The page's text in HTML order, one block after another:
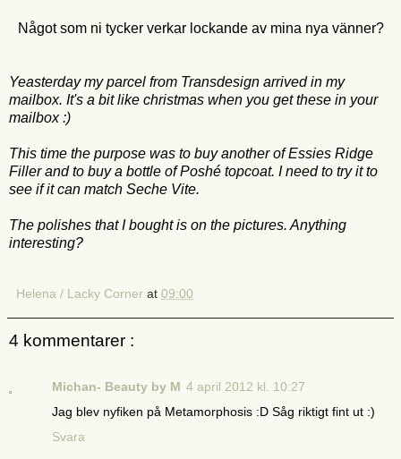
Något som ni tycker verkar lockande av mina nya vänner?
Yeasterday my parcel from Transdesign arrived in my
mailbox. It's a bit like christmas when you get these in your
mailbox :)
This time the purpose was to buy another of Essies Ridge
Filler and to buy a bottle of Poshé topcoat. I need to try it to
see if it can match Seche Vite.
The polishes that I bought is on the pictures. Anything
interesting?
Helena / Lacky Corner at 09:00
4 kommentarer :
Michan- Beauty by M 4 april 2012 kl. 10:27
Jag blev nyfiken på Metamorphosis :D Såg riktigt fint ut :)
Svara